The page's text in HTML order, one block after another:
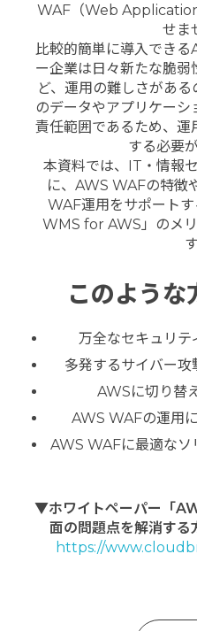
WAF（Web
せま
比較的簡単に導入でき
ー企業は日々新たな脆
ど、運用の難しさがあ
のデータやアプリケー
責任範囲であるため、
する必要
本資料では、IT・情報
に、AWS WAFの特徴
WAF運用をサポート
WMS for AWS」のメ
す
このような
万全なセキュリテ
多発するサイバー
AWSに切り替
AWS WAFの運用
AWS WAFに最適なソ
▼ホワイトペーパー「
面の問題点を解消する
https://